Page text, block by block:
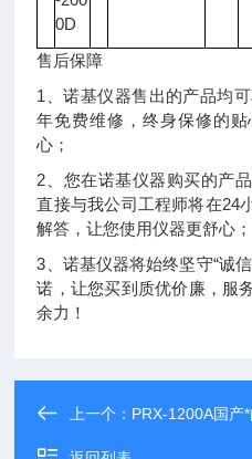
0D
售后保障
1、诺基仪器售出的产品均
年免费维修，终身保修的
心；
2、您在诺基仪器购买的产
直接与我公司工程师将在24
解答，让您使用仪器更舒心；
3、诺基仪器将始终坚守“诚信
诺，让您买到质优价廉，服
余力！
上一个： PRX-1200A国产